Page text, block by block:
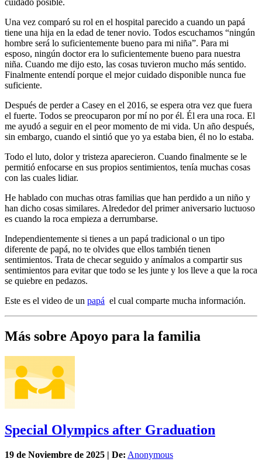
Una vez comparó su rol en el hospital parecido a cuando un papá
tiene una hija en la edad de tener novio. Todos escuchamos “ningún
hombre será lo suficientemente bueno para mi niña”. Para mi
esposo, ningún doctor era lo suficientemente bueno para nuestra
niña. Cuando me dijo esto, las cosas tuvieron mucho más sentido.
Finalmente entendí porque el mejor cuidado disponible nunca fue
suficiente.
Después de perder a Casey en el 2016, se espera otra vez que fuera
el fuerte. Todos se preocuparon por mí no por él. Él era una roca. El
me ayudó a seguir en el peor momento de mi vida. Un año después,
sin embargo, cuando el sintió que yo ya estaba bien, él no lo estaba.
Todo el luto, dolor y tristeza aparecieron. Cuando finalmente se le
permitió enfocarse en sus propios sentimientos, tenía muchas cosas
con las cuales lidiar.
He hablado con muchas otras familias que han perdido a un niño y
han dicho cosas similares. Alrededor del primer aniversario luctuoso
es cuando la roca empieza a derrumbarse.
Independientemente si tienes a un papá tradicional o un tipo
diferente de papá, no te olvides que ellos también tienen
sentimientos. Trata de checar seguido y anímalos a compartir sus
sentimientos para evitar que todo se les junte y los lleve a que la roca
se quiebre en pedazos.
Este es el video de un papá el cual comparte mucha información.
Más sobre Apoyo para la familia
Special Olympics after Graduation
19 de Noviembre de 2025 | De: Anonymous